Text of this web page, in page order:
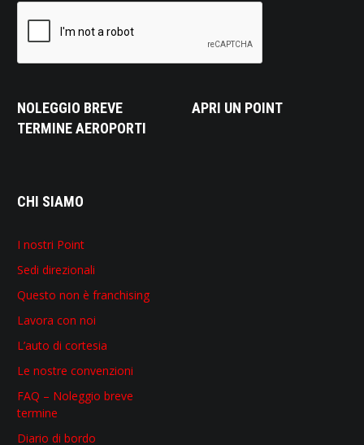
NOLEGGIO BREVE
TERMINE AEROPORTI
APRI UN POINT
CHI SIAMO
I nostri Point
Sedi direzionali
Questo non è franchising
Lavora con noi
L’auto di cortesia
Le nostre convenzioni
FAQ – Noleggio breve
termine
Diario di bordo